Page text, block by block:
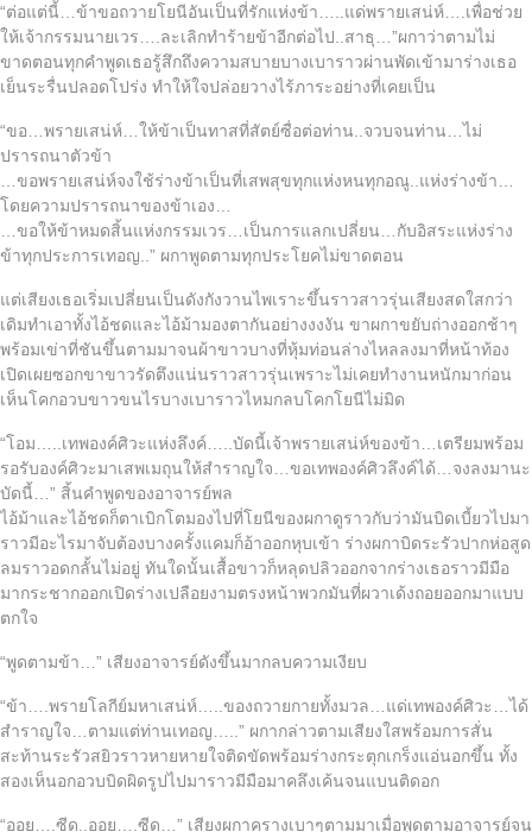
“ต่อแต่นี้…ข้าขอถวายโยนีอันเป็นที่รักแห่งข้า…..แด่พรายเสน่ห์….เพื่อช่วย
ให้เจ้ากรรมนายเวร….ละเลิกทำร้ายข้าอีกต่อไป..สาธุ…”ผกาว่าตามไม่
ขาดตอนทุกคำพูดเธอรู้สึกถึงความสบายบางเบาราวผ่านพัดเข้ามาร่างเธอ
เย็นระรื่นปลอดโปร่ง ทำให้ใจปล่อยวางไร้ภาระอย่างที่เคยเป็น
“ขอ…พรายเสน่ห์…ให้ข้าเป็นทาสที่สัตย์ซื่อต่อท่าน..จวบจนท่าน…ไม่
ปรารถนาตัวข้า
…ขอพรายเสน่ห์จงใช้ร่างข้าเป็นที่เสพสุขทุกแห่งหนทุกอณู..แห่งร่างข้า…
โดยความปรารถนาของข้าเอง…
…ขอให้ข้าหมดสิ้นแห่งกรรมเวร…เป็นการแลกเปลี่ยน…กับอิสระแห่งร่าง
ข้าทุกประการเทอญ..” ผกาพูดตามทุกประโยคไม่ขาดตอน
แต่เสียงเธอเริ่มเปลี่ยนเป็นดังกังวานไพเราะขึ้นราวสาวรุ่นเสียงสดใสกว่า
เดิมทำเอาทั้งไอ้ชดและไอ้ม้ามองตากันอย่างงงงัน ขาผกาขยับถ่างออกช้าๆ
พร้อมเข่าที่ชันขึ้นตามมาจนผ้าขาวบางที่หุ้มท่อนล่างไหลลงมาที่หน้าท้อง
เปิดเผยซอกขาขาวรัดตึงแน่นราวสาวรุ่นเพราะไม่เคยทำงานหนักมาก่อน
เห็นโคกอวบขาวขนไรบางเบาราวไหมกลบโคกโยนีไม่มิด
“โอม…..เทพองค์ศิวะแห่งลึงค์…..บัดนี้เจ้าพรายเสน่ห์ของข้า…เตรียมพร้อม
รอรับองค์ศิวะมาเสพเมถุนให้สำราญใจ…ขอเทพองค์ศิวลึงค์ได้…จงลงมานะ
บัดนี้…” สิ้นคำพูดของอาจารย์พล
ไอ้ม้าและไอ้ชดก็ตาเบิกโตมองไปที่โยนีของผกาดูราวกับว่ามันบิดเบี้ยวไปมา
ราวมีอะไรมาจับต้องบางครั้งแคมก็อ้าออกหุบเข้า ร่างผกาบิดระรัวปากห่อสูด
ลมราวอดกลั้นไม่อยู่ ทันใดนั้นเสื้อขาวก็หลุดปลิวออกจากร่างเธอราวมีมือ
มากระชากออกเปิดร่างเปลือยงามตรงหน้าพวกมันที่ผวาเด้งถอยออกมาแบบ
ตกใจ
“พูดตามข้า…” เสียงอาจารย์ดังขึ้นมากลบความเงียบ
“ข้า….พรายโลกีย์มหาเสน่ห์…..ของถวายกายทั้งมวล…แด่เทพองค์ศิวะ…ได้
สำราญใจ…ตามแต่ท่านเทอญ…..” ผกากล่าวตามเสียงใสพร้อมการสั่น
สะท้านระรัวสยิวราวหายหายใจติดขัดพร้อมร่างกระตุกเกร็งแอ่นอกขึ้น ทั้ง
สองเห็นอกอวบบิดผิดรูปไปมาราวมีมือมาคลึงเค้นจนแบนติดอก
“ออย….ซีด..ออย….ซีด…” เสียงผกาครางเบาๆตามมาเมื่อพูดตามอาจารย์จน